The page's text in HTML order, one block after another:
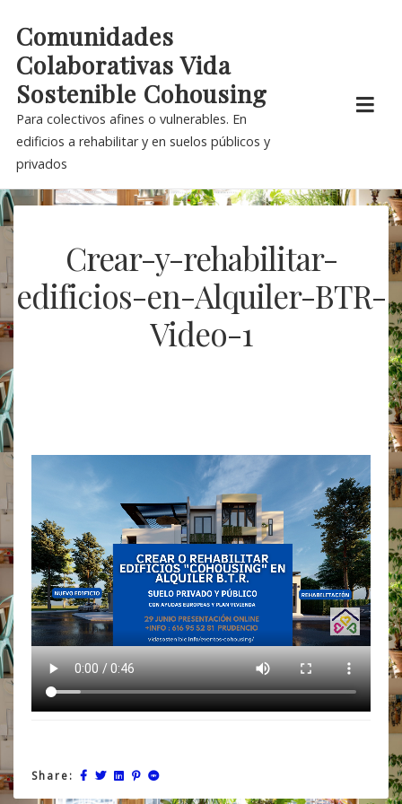
content
Comunidades
Colaborativas Vida
Sostenible Cohousing
Para colectivos afines o vulnerables. En
edificios a rehabilitar y en suelos públicos y
privados
Crear-y-rehabilitar-
edificios-en-Alquiler-BTR-
Video-1
Share: